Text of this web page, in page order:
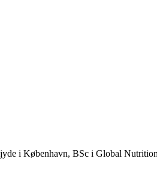
i København, BSc i Global